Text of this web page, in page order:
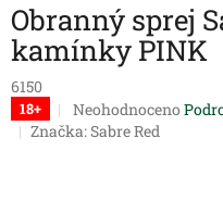
Obranný sprej
kamínky PINK
6150
18+
Průměrné
hodnocení
Neohodnoceno
Značka:Sabre Red